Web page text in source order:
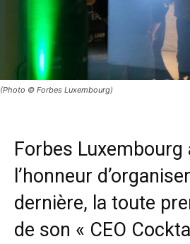
(Photo © Forbes Luxembourg)
Forbes Luxembourg
l’honneur
dernière, la toute
de son « CEO